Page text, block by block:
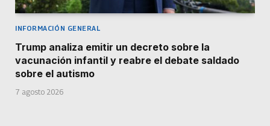
INFORMACIÓN GENERAL
Trump analiza emitir un decreto sobre la
vacunación infantil y reabre el debate saldado
sobre el autismo
7 agosto 2026